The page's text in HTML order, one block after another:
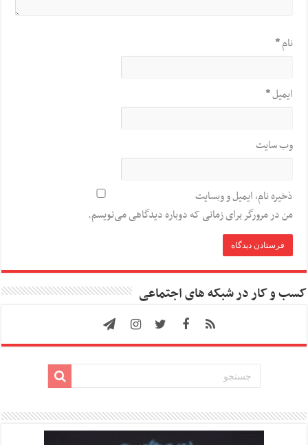
نام*
ایمیل*
وب‌ سایت
ذخیره نام، ایمیل و وبسایت
من در مرورگر برای زمانی که دوباره دیدگاهی می‌نویسم.
کسب و کار در شبکه های اجتماعی